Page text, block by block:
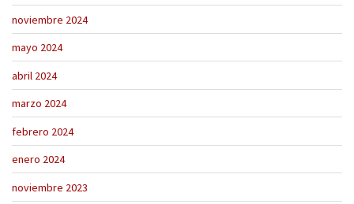
noviembre 2024
mayo 2024
abril 2024
marzo 2024
febrero 2024
enero 2024
noviembre 2023